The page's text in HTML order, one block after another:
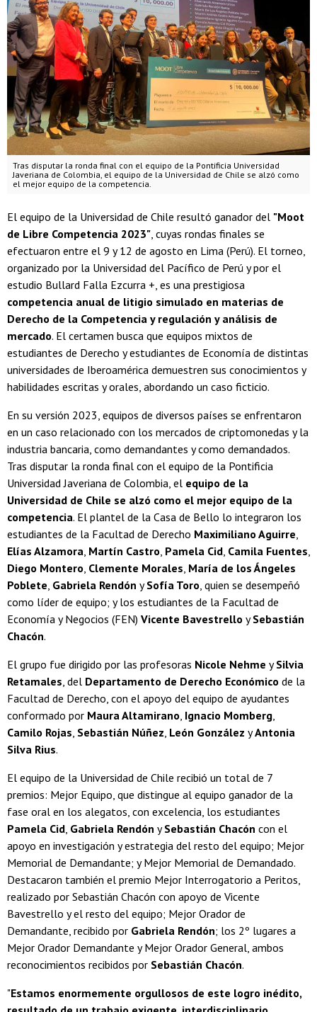
Tras disputar la ronda final con el equipo de la Pontificia Universidad
Javeriana de Colombia, el equipo de la Universidad de Chile se alzó como
el mejor equipo de la competencia.
El equipo de la Universidad de Chile resultó ganador del "Moot
de Libre Competencia 2023", cuyas rondas finales se
efectuaron entre el 9 y 12 de agosto en Lima (Perú). El torneo,
organizado por la Universidad del Pacífico de Perú y por el
estudio Bullard Falla Ezcurra +, es una prestigiosa
competencia anual de litigio simulado en materias de
Derecho de la Competencia y regulación y análisis de
mercado. El certamen busca que equipos mixtos de
estudiantes de Derecho y estudiantes de Economía de distintas
universidades de Iberoamérica demuestren sus conocimientos y
habilidades escritas y orales, abordando un caso ficticio.
En su versión 2023, equipos de diversos países se enfrentaron
en un caso relacionado con los mercados de criptomonedas y la
industria bancaria, como demandantes y como demandados.
Tras disputar la ronda final con el equipo de la Pontificia
Universidad Javeriana de Colombia, el equipo de la
Universidad de Chile se alzó como el mejor equipo de la
competencia. El plantel de la Casa de Bello lo integraron los
estudiantes de la Facultad de Derecho Maximiliano Aguirre,
Elías Alzamora, Martín Castro, Pamela Cid, Camila Fuentes,
Diego Montero, Clemente Morales, María de los Ángeles
Poblete, Gabriela Rendón ySofía Toro, quien se desempeñó
como líder de equipo; y los estudiantes de la Facultad de
Economía y Negocios (FEN) Vicente Bavestrello ySebastián
Chacón.
El grupo fue dirigido por las profesoras Nicole Nehme ySilvia
Retamales, del Departamento de Derecho Económico de la
Facultad de Derecho, con el apoyo del equipo de ayudantes
conformado por Maura Altamirano, Ignacio Momberg,
Camilo Rojas, Sebastián Núñez, León González yAntonia
Silva Rius.
El equipo de la Universidad de Chile recibió un total de 7
premios: Mejor Equipo, que distingue al equipo ganador de la
fase oral en los alegatos, con excelencia, los estudiantes
Pamela Cid, Gabriela Rendón ySebastián Chacón con el
apoyo en investigación y estrategia del resto del equipo; Mejor
Memorial de Demandante; y Mejor Memorial de Demandado.
Destacaron también el premio Mejor Interrogatorio a Peritos,
realizado por Sebastián Chacón con apoyo de Vicente
Bavestrello y el resto del equipo; Mejor Orador de
Demandante, recibido por Gabriela Rendón; los 2º lugares a
Mejor Orador Demandante y Mejor Orador General, ambos
reconocimientos recibidos por Sebastián Chacón.
"Estamos enormemente orgullosos de este logro inédito,